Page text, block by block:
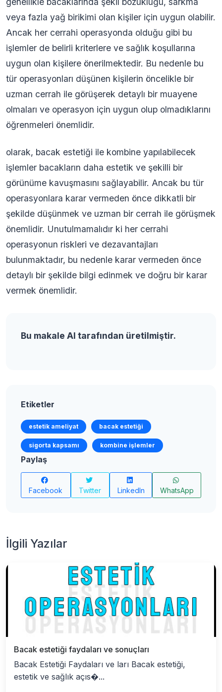
veya fazla yağ birikimi olan kişiler için uygun olabilir.
Ancak her cerrahi operasyonda olduğu gibi bu
işlemler de belirli kriterlere ve sağlık koşullarına
uygun olan kişilere önerilmektedir. Bu nedenle bu
tür operasyonları düşünen kişilerin öncelikle bir
uzman cerrah ile görüşerek detaylı bir muayene
olmaları ve operasyon için uygun olup olmadıklarını
öğrenmeleri önemlidir.
olarak, bacak estetiği ile kombine yapılabilecek
işlemler bacakların daha estetik ve şekilli bir
görünüme kavuşmasını sağlayabilir. Ancak bu tür
operasyonlara karar vermeden önce dikkatli bir
şekilde düşünmek ve uzman bir cerrah ile görüşmek
önemlidir. Unutulmamalıdır ki her cerrahi
operasyonun riskleri ve dezavantajları
bulunmaktadır, bu nedenle karar vermeden önce
detaylı bir şekilde bilgi edinmek ve doğru bir karar
vermek önemlidir.
Bu makale AI tarafından üretilmiştir.
Etiketler
estetik ameliyat bacak estetiği
sigorta kapsamı kombine işlemler
Paylaş
Facebook Twitter LinkedIn WhatsApp
İlgili Yazılar
Bacak estetiği faydaları ve sonuçları
Bacak Estetiği Faydaları ve ları Bacak estetiği,
estetik ve sağlık açıs�...